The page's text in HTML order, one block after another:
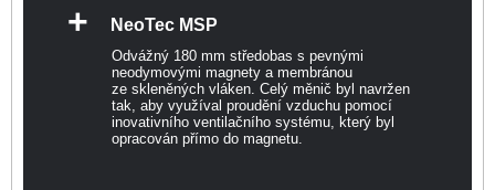
+ NeoTec MSP
Odvážný 180 mm středobas s pevnými
neodymovými magnety a membránou
ze skleněných vláken. Celý měnič byl navržen
tak, aby využíval proudění vzduchu pomocí
inovativního ventilačního systému, který byl
opracován přímo do magnetu.